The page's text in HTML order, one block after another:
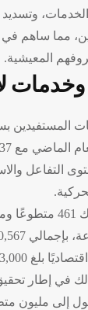
الخدمات،
مما ساهم في
المعيشية.
المستفيدين
تعاملت
التفاعل
وفي مجال التطوع،
في إطار